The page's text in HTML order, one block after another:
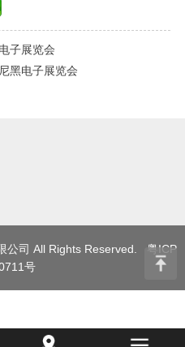
子展览会
黑电子展览会
公司 All Rights Reserved.
粤ICP
号